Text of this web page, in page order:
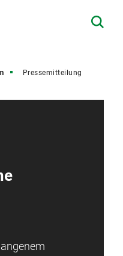
Pressemitteilung